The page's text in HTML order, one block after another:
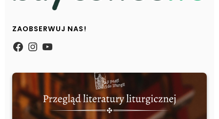
ZAOBSERWUJ NAS!
https://www.facebook.com/
Instagram
YouTube